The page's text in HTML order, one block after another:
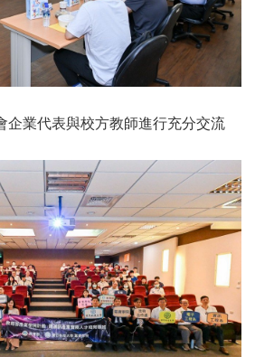
企業代表與校方教師進行充分交流